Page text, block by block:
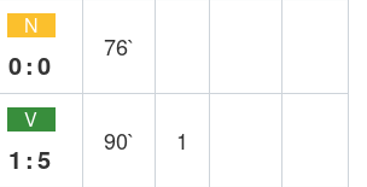
N
0:0
76`
V
1:5
90` 1